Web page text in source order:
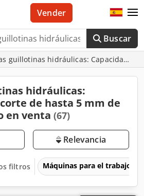
Buscar
Vender
guillotinas hidráulicas: Capacidad de
hidráulicas:
de hasta 5 mm de
en venta (67)
Relevancia
filtros Máquinas para el trabajo